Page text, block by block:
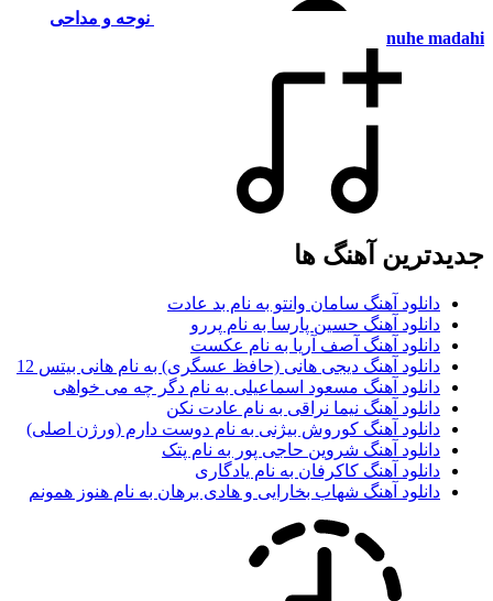
نوحه و مداحی
nuhe madahi
جدیدترین آهنگ ها
دانلود آهنگ سامان وانتو به نام بد عادت
دانلود آهنگ حسین پارسا به نام پررو
دانلود آهنگ آصف آریا به نام عکست
دانلود آهنگ دیجی هانی (حافظ عسگری) به نام هانی بیتس 12
دانلود آهنگ مسعود اسماعیلی به نام دگر چه می خواهی
دانلود آهنگ نیما نراقی به نام عادت نکن
دانلود آهنگ کوروش بیژنی به نام دوست دارم (ورژن اصلی)
دانلود آهنگ شروین حاجی پور به نام پتک
دانلود آهنگ کاکرفان به نام یادگاری
دانلود آهنگ شهاب بخارایی و هادی برهان به نام هنوز همونم